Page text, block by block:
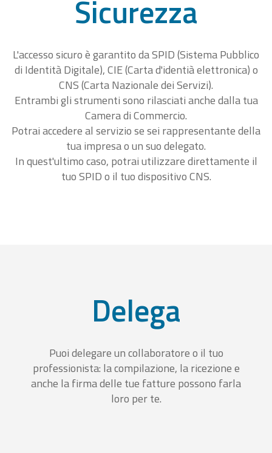
Sicurezza
L'accesso sicuro è garantito da SPID (Sistema Pubblico
di Identità Digitale), CIE (Carta d'identià elettronica) o
CNS (Carta Nazionale dei Servizi).
Entrambi gli strumenti sono rilasciati anche dalla tua
Camera di Commercio.
Potrai accedere al servizio se sei rappresentante della
tua impresa o un suo delegato.
In quest'ultimo caso, potrai utilizzare direttamente il
tuo SPID o il tuo dispositivo CNS.
Delega
Puoi delegare un collaboratore o il tuo
professionista: la compilazione, la ricezione e
anche la firma delle tue fatture possono farla
loro per te.